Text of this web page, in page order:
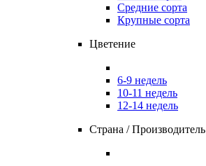
Средние сорта
Крупные сорта
Цветение
6-9 недель
10-11 недель
12-14 недель
Страна / Производитель